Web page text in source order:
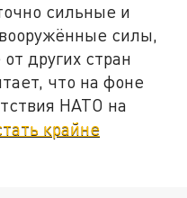
сильные и
силы,
других стран
что на фоне
НАТО на
крайне